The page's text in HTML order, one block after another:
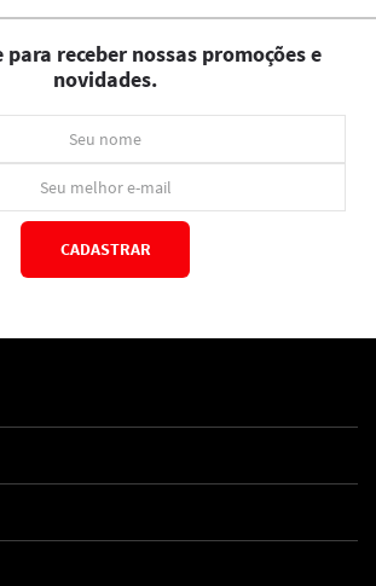
para receber nossas promoções e
novidades.
CADASTRAR